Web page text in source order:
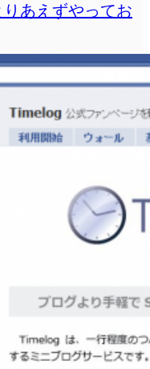
りあえずやってお